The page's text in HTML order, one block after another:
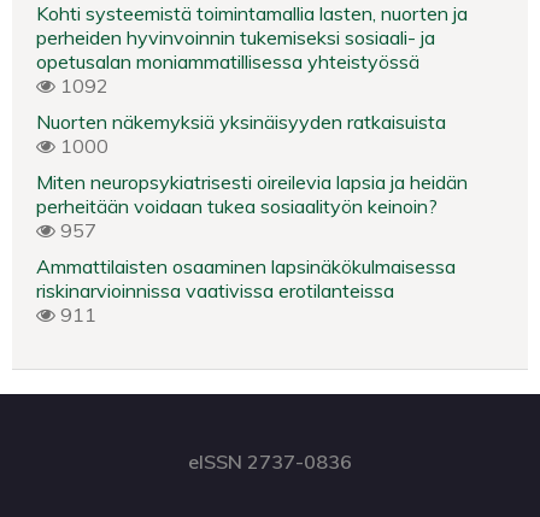
Kohti systeemistä toimintamallia lasten, nuorten ja
perheiden hyvinvoinnin tukemiseksi sosiaali- ja
opetusalan moniammatillisessa yhteistyössä
1092
Nuorten näkemyksiä yksinäisyyden ratkaisuista
1000
Miten neuropsykiatrisesti oireilevia lapsia ja heidän
perheitään voidaan tukea sosiaalityön keinoin?
957
Ammattilaisten osaaminen lapsinäkökulmaisessa
riskinarvioinnissa vaativissa erotilanteissa
911
eISSN 2737-0836